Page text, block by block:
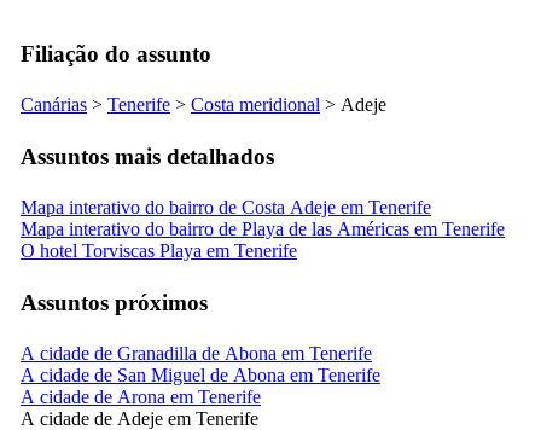
Filiação do assunto
Canárias > Tenerife > Costa meridional > Adeje
Assuntos mais detalhados
Mapa interativo do bairro de Costa Adeje em Tenerife
Mapa interativo do bairro de Playa de las Américas em Tenerife
O hotel Torviscas Playa em Tenerife
Assuntos próximos
A cidade de Granadilla de Abona em Tenerife
A cidade de San Miguel de Abona em Tenerife
A cidade de Arona em Tenerife
A cidade de Adeje em Tenerife